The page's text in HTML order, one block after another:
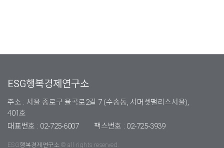
ESG행복경제연구소
주소 : 서울 종로구 율곡로2길 7 (수송동, 서머셋팰리스서울),
401호
대표번호 : 02-725-6007
팩스번호 : 02-725-3939
ESG행복경제연구소 © all rights reserved.